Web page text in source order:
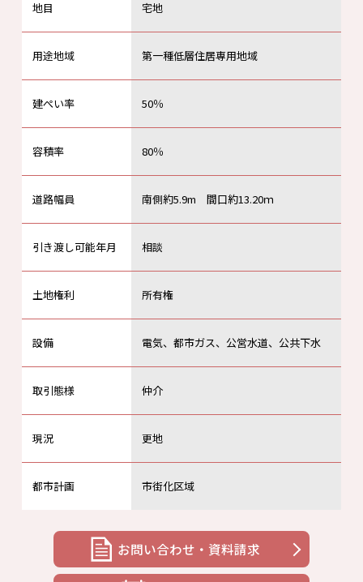
地目 宅地
用途地域 第一種低層住居専用地域
建ぺい率 50％
容積率 80％
道路幅員 南側約5.9m 間口約13.20ｍ
引き渡し可能年月 相談
土地権利 所有権
設備 電気、都市ガス、公営水道、公共下水
取引態様 仲介
現況 更地
都市計画 市街化区域
お問い合わせ・資料請求